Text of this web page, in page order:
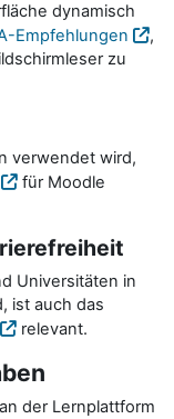
dynamisch
Empfehlungen
,
zu
verwendet wird,
für Moodle
Universitäten in
ist auch das
relevant.
der Lernplattform